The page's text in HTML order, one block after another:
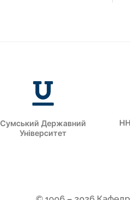
Сумський Державний
Університет